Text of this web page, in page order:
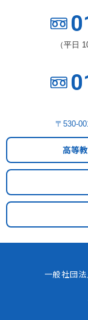
（平日
〒530-
高等
一般社団